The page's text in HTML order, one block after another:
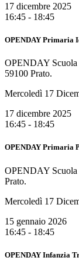
17 dicembre 2025
16:45 - 18:45
OPENDAY Primaria
OPENDAY Scuola
59100 Prato.
Mercoledì 17
17 dicembre 2025
16:45 - 18:45
OPENDAY Primaria
OPENDAY Scuola
Prato.
Mercoledì 17
15 gennaio 2026
16:45 - 18:45
OPENDAY Infanzia